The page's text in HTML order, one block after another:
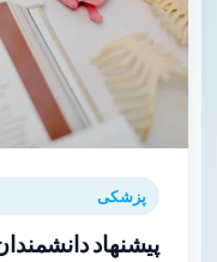
پزشکی
پیشنهاد